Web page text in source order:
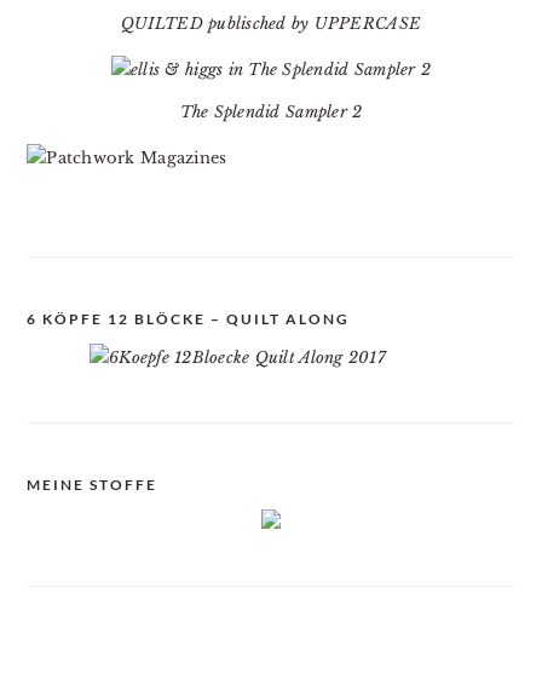
QUILTED publisched by UPPERCASE
The Splendid Sampler 2
6 KÖPFE 12 BLÖCKE – QUILT ALONG
MEINE STOFFE